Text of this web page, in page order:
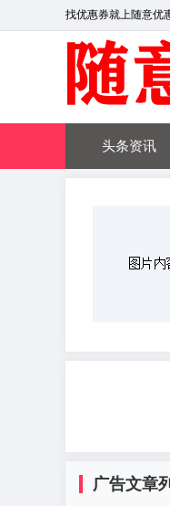
找优惠券就上随意优
头条资讯
广告文章